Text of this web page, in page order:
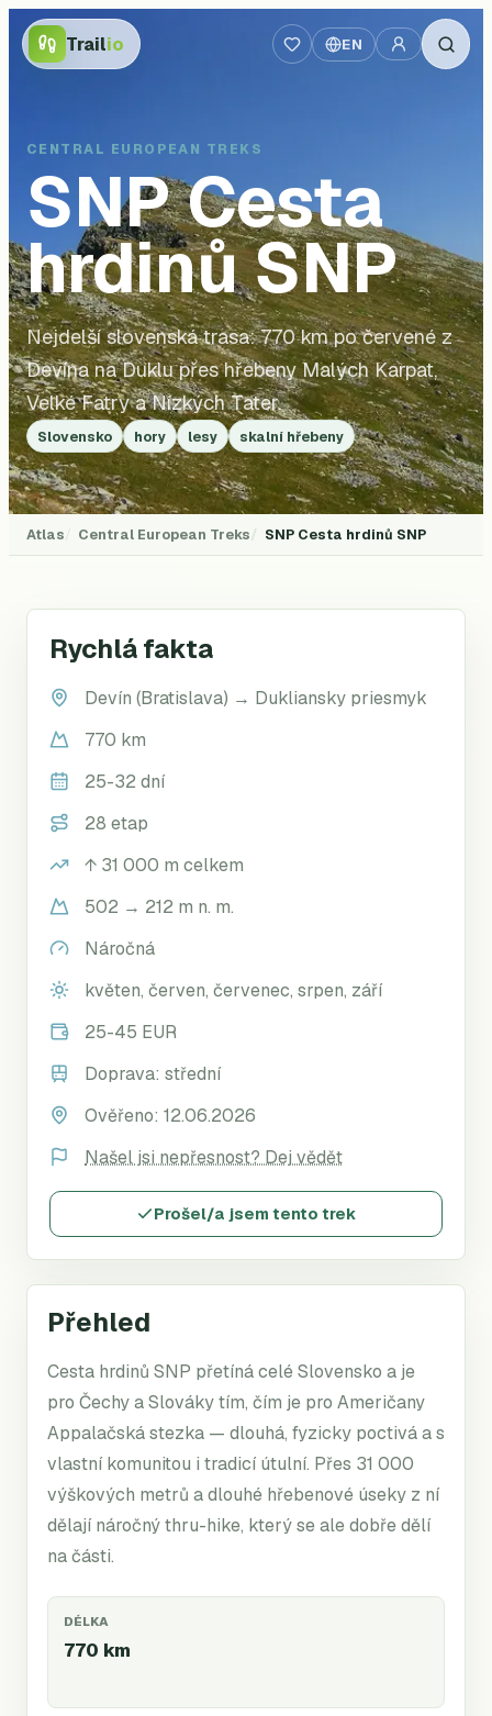
Trailio EN
CENTRAL EUROPEAN TREKS
SNPCesta
hrdinů SNP
Nejdelší slovenská trasa: 770 km po červené z
Devína na Duklu přes hřebeny Malých Karpat,
Velké Fatry a Nízkých Tater.
Slovensko hory lesy skalní hřebeny
Atlas Central European Treks SNP Cesta hrdinů SNP
Přehled
Cesta hrdinů SNP přetíná celé Slovensko a je
pro Čechy a Slováky tím, čím je pro Američany
Appalačská stezka — dlouhá, fyzicky poctivá a s
vlastní komunitou i tradicí útulní. Přes 31 000
výškových metrů a dlouhé hřebenové úseky z ní
dělají náročný thru-hike, který se ale dobře dělí
na části.
DÉLKA
770 km
Rychlá fakta
Devín (Bratislava) → Dukliansky priesmyk
770 km
25-32 dní
28 etap
↑ 31 000 m celkem
502 → 212 m n. m.
Náročná
květen, červen, červenec, srpen, září
25-45 EUR
Doprava: střední
Ověřeno: 12.06.2026
Našel jsi nepřesnost? Dej vědět
Prošel/a jsem tento trek